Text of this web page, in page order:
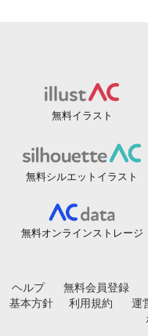
無料イラスト
無料シルエットイラスト
無料オンラインストレージ
ヘルプ 無料会員登録
基本方針
利用規約 運